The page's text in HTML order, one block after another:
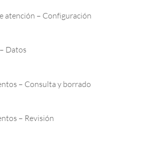
atención – Configuración
Datos
– Consulta y borrado
– Revisión